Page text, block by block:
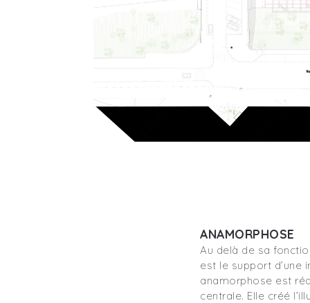
ANAMORPHOSE
Au delà de sa
est le support d’une
anamorphose est
centrale. Elle créé